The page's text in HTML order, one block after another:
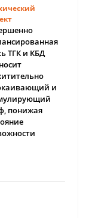
ТГК и КБД
и
понижая